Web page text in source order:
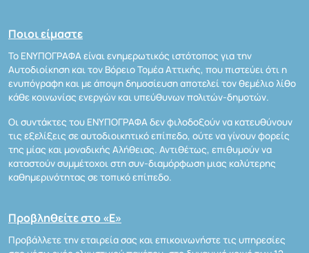
Ποιοι είμαστε
Το ΕΝΥΠΟΓΡΑΦΑ είναι ενημερωτικός ιστότοπος για την
Αυτοδιοίκηση και τον Βόρειο Τομέα Αττικής, που πιστεύει ότι η
ενυπόγραφη και με άποψη δημοσίευση αποτελεί τον θεμέλιο λίθο
κάθε κοινωνίας ενεργών και υπεύθυνων πολιτών-δημοτών.
Οι συντάκτες του ΕΝΥΠΟΓΡΑΦΑ δεν φιλοδοξούν να κατευθύνουν
τις εξελίξεις σε αυτοδιοικητικό επίπεδο, ούτε να γίνουν φορείς
της μίας και μοναδικής Αλήθειας. Αντιθέτως, επιθυμούν να
καταστούν συμμέτοχοι στη συν-διαμόρφωση μιας καλύτερης
καθημερινότητας σε τοπικό επίπεδο.
Προβληθείτε στο «Ε»
Προβάλλετε την εταιρεία σας και επικοινωνήστε τις υπηρεσίες